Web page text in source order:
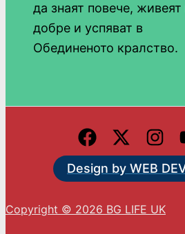
да знаят повече,
добре и успяват в
Обединеното кралство.
Design by WEB
Copyright © 2026 BG LIFE UK